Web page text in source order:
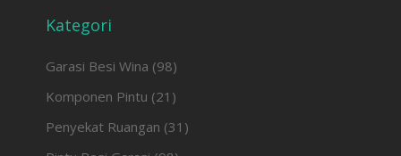
Kategori
Garasi Besi Wina (98)
Komponen Pintu (21)
Penyekat Ruangan (31)